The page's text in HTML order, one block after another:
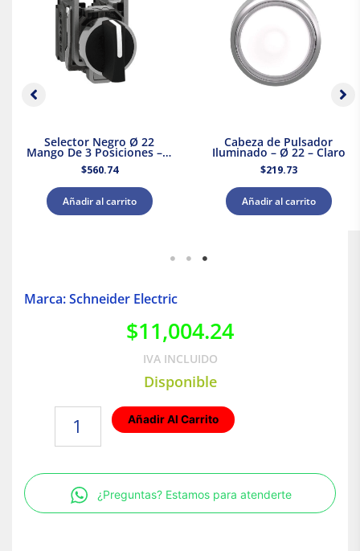
Selector Negro Ø 22
Mango De 3 Posiciones – 2
Na
$560.74
Añadir al carrito
Cabeza de Pulsador
Iluminado – Ø 22 – Claro
$219.73
Añadir al carrito
Marca: Schneider Electric
$11,004.24
IVA INCLUIDO
Disponible
termomagnético
Power
Pact
Schneider
Añadir Al Carrito
¿Preguntas? Estamos para atenderte